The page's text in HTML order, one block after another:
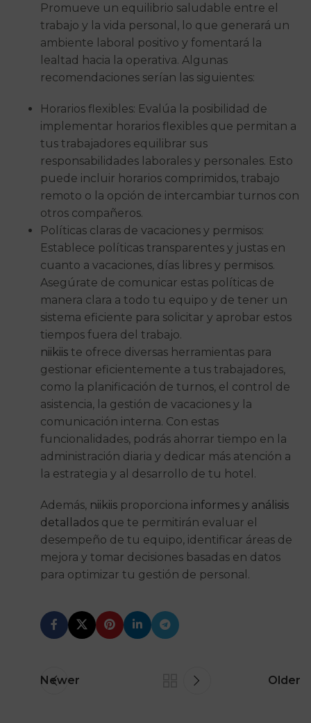
Promueve un equilibrio saludable entre el
trabajo y la vida personal, lo que generará un
ambiente laboral positivo y fomentará la
lealtad hacia la operativa. Algunas
recomendaciones serían las siguientes:
Horarios flexibles: Evalúa la posibilidad de
implementar horarios flexibles que permitan a
tus trabajadores equilibrar sus
responsabilidades laborales y personales. Esto
puede incluir horarios comprimidos, trabajo
remoto o la opción de intercambiar turnos con
otros compañeros.
Políticas claras de vacaciones y permisos:
Establece políticas transparentes y justas en
cuanto a vacaciones, días libres y permisos.
Asegúrate de comunicar estas políticas de
manera clara a todo tu equipo y de tener un
sistema eficiente para solicitar y aprobar estos
tiempos fuera del trabajo.
niikiis te ofrece diversas herramientas para
gestionar eficientemente a tus trabajadores,
como la planificación de turnos, el control de
asistencia, la gestión de vacaciones y la
comunicación interna. Con estas
funcionalidades, podrás ahorrar tiempo en la
administración diaria y dedicar más atención a
la estrategia y al desarrollo de tu hotel.
Además, niikiis proporciona informes y análisis
detallados que te permitirán evaluar el
desempeño de tu equipo, identificar áreas de
mejora y tomar decisiones basadas en datos
para optimizar tu gestión de personal.
Newer Older